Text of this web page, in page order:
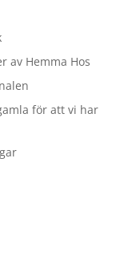
av Hemma Hos
för att vi har